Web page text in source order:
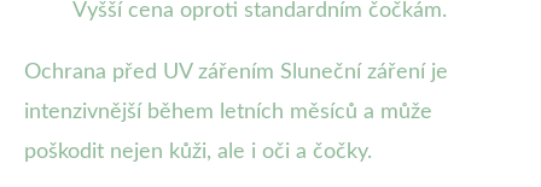
Vyšší cena oproti standardním čočkám.
Ochrana před UV zářením Sluneční záření je
intenzivnější během letních měsíců a může
poškodit nejen kůži, ale i oči a čočky.